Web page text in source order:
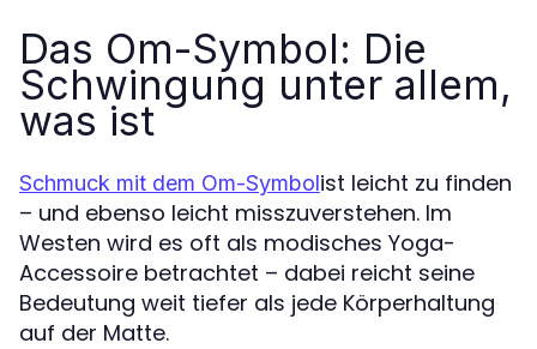
Das Om-Symbol: Die
Schwingung unter allem,
was ist
Schmuck mit dem Om-Symbolist leicht zu finden
– und ebenso leicht misszuverstehen. Im
Westen wird es oft als modisches Yoga-
Accessoire betrachtet – dabei reicht seine
Bedeutung weit tiefer als jede Körperhaltung
auf der Matte.